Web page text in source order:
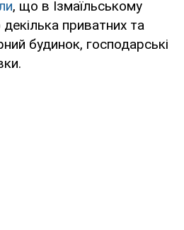
, що в Ізмаїльському
приватних та
будинок, господарські